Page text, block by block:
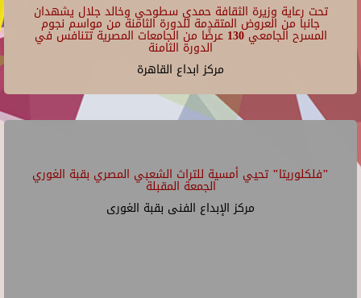
تحت رعاية وزيرة الثقافة حمدي سطوحي وخالد جلال يشهدان
جانبا من العروض المتقدمة للدورة الثامنة من مواسم نجوم
المسرح الجامعي 130 عرضًا من الجامعات المصرية تتنافس في
الدورة الثامنة
مركز ابداع القاهرة
"فلكلوريتا" تحيي أمسية للتراث الشعبي المصري بقبة الغوري
الجمعة المقبلة
مركز الإبداع الفنى بقبة الغورى